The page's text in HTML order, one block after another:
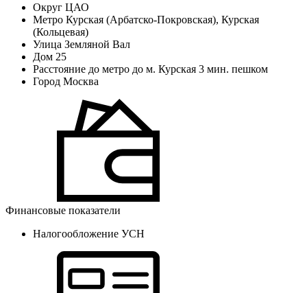
Округ ЦАО
Метро Курская (Арбатско-Покровская), Курская
(Кольцевая)
Улица Земляной Вал
Дом 25
Расстояние до метро до м. Курская 3 мин. пешком
Город Москва
Финансовые показатели
Налогообложение УСН